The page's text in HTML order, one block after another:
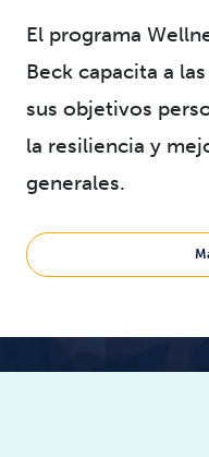
El programa
Beck capacita a
sus objetivos
la resiliencia y
generales.